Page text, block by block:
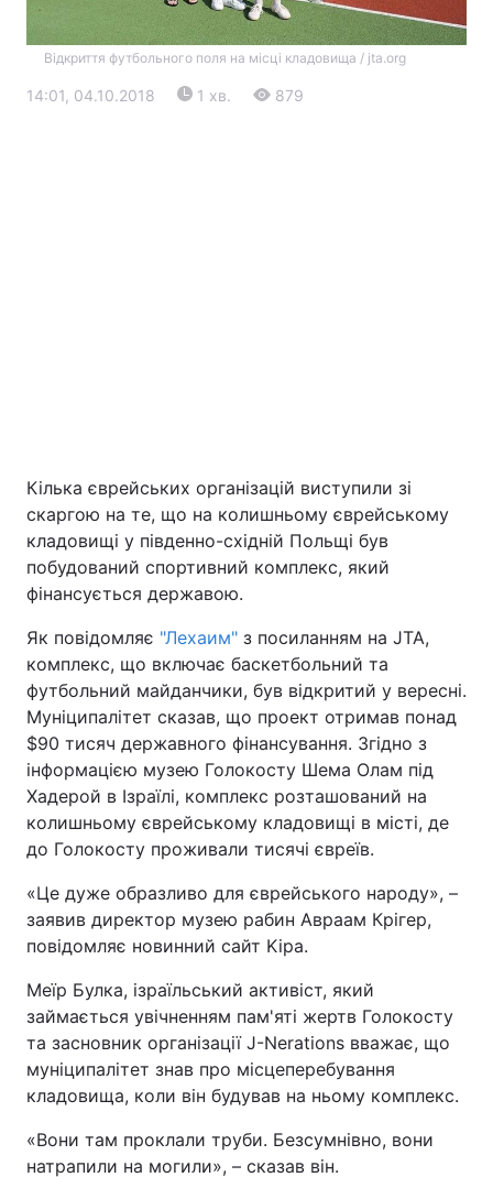
Київ Львів
Дніпро Харків
Спорт Наука
Техно і зв'язок Лайт
Зброя Інциденти
Цікавинки Погода
Відео з Youtube Статті
Інтерв'ю Думки
Архів Вакансії
Контакти
Відкриття футбольного поля на місці кладовища / jta.org
14:01, 04.10.2018 1 хв. 879
Кілька єврейських організацій виступили зі
скаргою на те, що на колишньому єврейському
кладовищі у південно-східній Польщі був
побудований спортивний комплекс, який
фінансується державою.
Як повідомляє "Лехаим" з посиланням на JTA,
комплекс, що включає баскетбольний та
футбольний майданчики, був відкритий у вересні.
Муніципалітет сказав, що проект отримав понад
$90 тисяч державного фінансування. Згідно з
інформацією музею Голокосту Шема Олам під
Хадерой в Ізраїлі, комплекс розташований на
колишньому єврейському кладовищі в місті, де
до Голокосту проживали тисячі євреїв.
«Це дуже образливо для єврейського народу», –
заявив директор музею рабин Авраам Крігер,
повідомляє новинний сайт Kipa.
Меїр Булка, ізраїльський активіст, який
займається увічненням пам'яті жертв Голокосту
та засновник організації J-Nerations вважає, що
муніципалітет знав про місцеперебування
кладовища, коли він будував на ньому комплекс.
«Вони там проклали труби. Безсумнівно, вони
натрапили на могили», – сказав він.